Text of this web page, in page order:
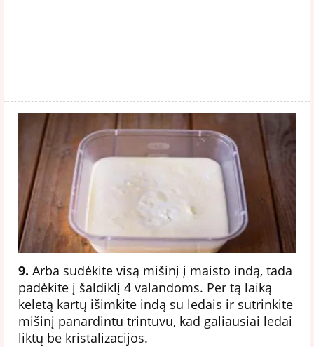
9. Arba sudėkite visą mišinį į maisto indą, tada
padėkite į šaldiklį 4 valandoms. Per tą laiką
keletą kartų išimkite indą su ledais ir sutrinkite
mišinį panardintu trintuvu, kad galiausiai ledai
liktų be kristalizacijos.